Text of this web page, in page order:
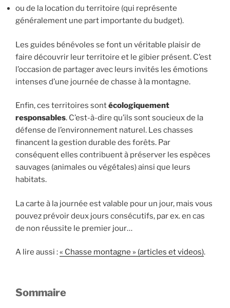
ou de la location du territoire (qui représente
généralement une part importante du budget).
Les guides bénévoles se font un véritable plaisir de
faire découvrir leur territoire et le gibier présent. C’est
l’occasion de partager avec leurs invités les émotions
intenses d’une journée de chasse à la montagne.
Enfin, ces territoires sontécologiquement
responsables. C’est-à-dire qu’ils sont soucieux de la
défense de l’environnement naturel. Les chasses
financent la gestion durable des forêts. Par
conséquent elles contribuent à préserver les espèces
sauvages (animales ou végétales) ainsi que leurs
habitats.
La carte à la journée est valable pour un jour, mais vous
pouvez prévoir deux jours consécutifs, par ex. en cas
de non réussite le premier jour…
A lire aussi :« Chasse montagne » (articles et videos).
Sommaire